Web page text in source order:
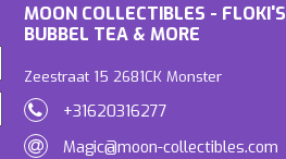
MOON COLLECTIBLES - FLOKI'S
BUBBEL TEA & MORE
Zeestraat 15 2681CK Monster
+31620316277
Magic@moon-collectibles.com